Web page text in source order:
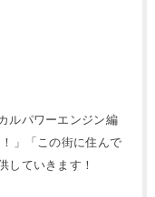
ルパワーエンジン編
」「この街に住んで
していきます！